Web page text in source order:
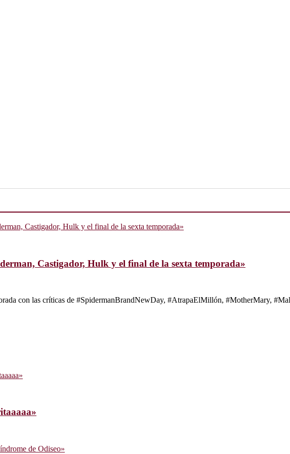
Castigador, Hulk y el final de la sexta temporada»
con las críticas de #SpidermanBrandNewDay, #AtrapaElMillón, #MotherMary,